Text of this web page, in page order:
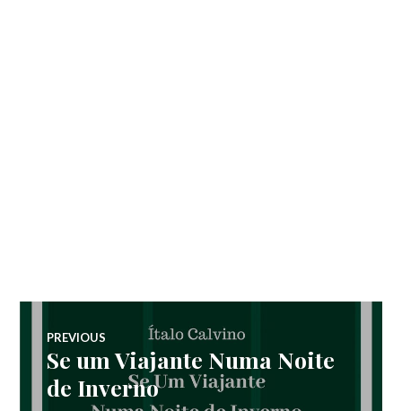
Navegação
de
PREVIOUS
Previous
post:
Se um Viajante Numa Noite
de Inverno